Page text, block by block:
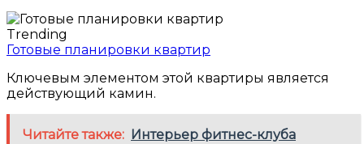
Trending
Готовые планировки квартир
Ключевым элементом этой квартиры является
действующий камин.
Читайте также: Интерьер фитнес-клуба